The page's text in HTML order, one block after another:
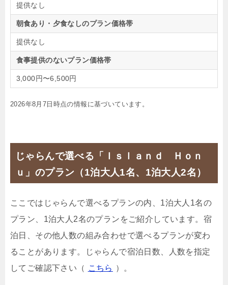
提供なし
朝食あり・夕食なしのプラン価格帯
提供なし
食事提供のないプラン価格帯
3,000円〜6,500円
2026年8月7日時点の情報に基づいています。
じゃらんで選べる「Ｉｓｌａｎｄ Ｈｏｎ
ｕ」のプラン（1泊大人1名、1泊大人2名）
ここではじゃらんで選べるプランの内、1泊大人1名の
プラン、1泊大人2名のプランをご紹介しています。宿
泊日、その他人数の組み合わせで選べるプランが変わ
ることがあります。じゃらんで宿泊日数、人数を指定
してご確認下さい（ こちら ）。